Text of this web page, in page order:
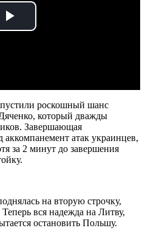
Play
роскошный шанс
который дважды
Завершающая
атак украинцев,
за 2 минут до завершения
на вторую строчку,
Теперь вся надежда на Литву,
остановить Польшу.